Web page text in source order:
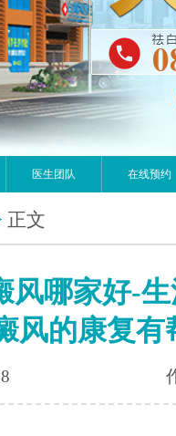
医生团队 在线预约
正文
风哪家好-
风的康复有